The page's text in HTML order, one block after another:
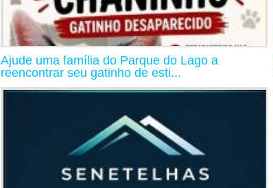
Ajude uma família do Parque do Lago a
reencontrar seu gatinho de esti...